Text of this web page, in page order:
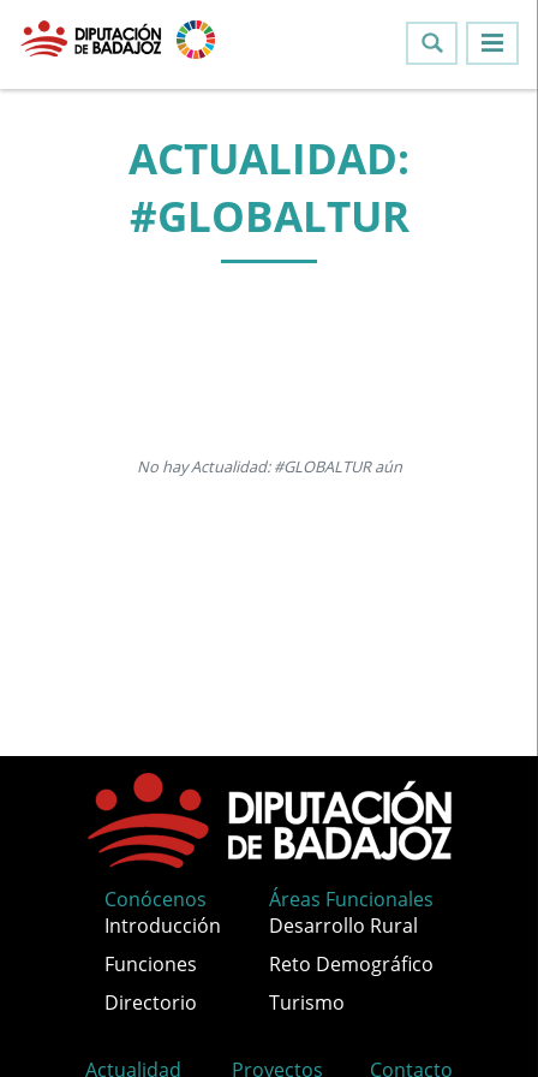
ACTUALIDAD:
#GLOBALTUR
No hay Actualidad: #GLOBALTUR aún
Conócenos
Introducción
Funciones
Directorio
Áreas Funcionales
Desarrollo Rural
Reto Demográfico
Turismo
Actualidad Proyectos Contacto